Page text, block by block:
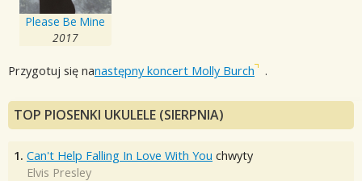
Please Be Mine
2017
Przygotuj się nanastępny koncert Molly Burch .
TOP PIOSENKI UKULELE (SIERPNIA)
1. Can't Help Falling In Love With You chwyty
Elvis Presley